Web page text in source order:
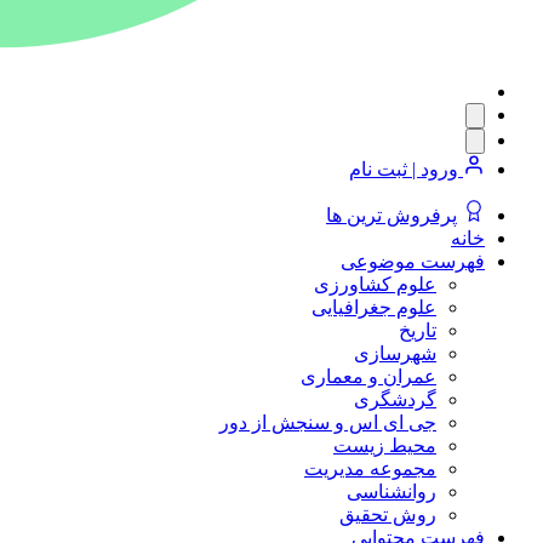
ورود | ثبت نام
پرفروش ترین ها
خانه
فهرست موضوعی
علوم کشاورزی
علوم جغرافیایی
تاریخ
شهرسازی
عمران و معماری
گردشگری
جی ای اس و سنجش از دور
محیط زیست
مجموعه مدیریت
روانشناسی
روش تحقیق
فهرست محتوایی